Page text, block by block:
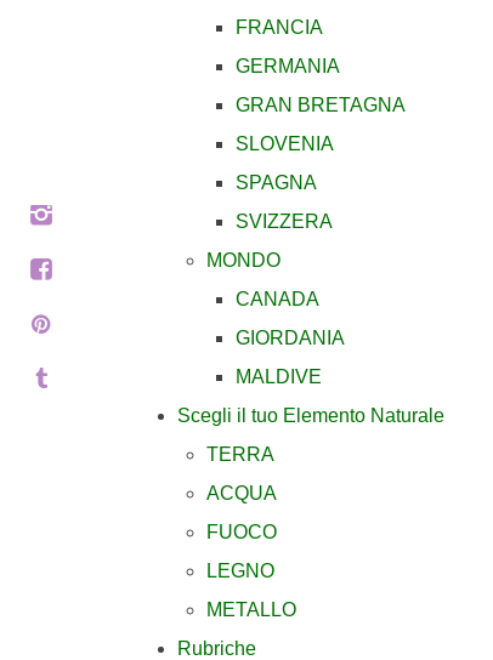
FRANCIA
GERMANIA
GRAN BRETAGNA
SLOVENIA
SPAGNA
SVIZZERA
MONDO
CANADA
GIORDANIA
MALDIVE
Scegli il tuo Elemento Naturale
TERRA
ACQUA
FUOCO
LEGNO
METALLO
Rubriche